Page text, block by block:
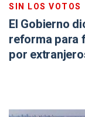
SIN LOS VOTOS
El Gobierno
reforma para
por